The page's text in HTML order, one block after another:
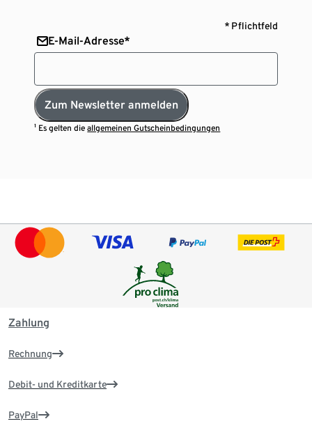
* Pflichtfeld
E-Mail-Adresse*
Zum Newsletter anmelden
¹ Es gelten dieallgemeinen Gutscheinbedingungen
Zahlung
Rechnung
Debit- und Kreditkarte
PayPal